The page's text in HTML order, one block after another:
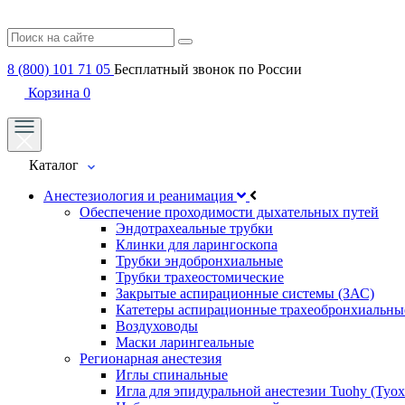
8 (800) 101 71 05 Бесплатный звонок по России
Корзина 0
Каталог
Анестезиология и реанимация
Обеспечение проходимости дыхательных путей
Эндотрахеальные трубки
Клинки для ларингоскопа
Трубки эндобронхиальные
Трубки трахеостомические
Закрытые аспирационные системы (ЗАС)
Катетеры аспирационные
Воздуховоды
Маски ларингеальные
Регионарная анестезия
Иглы спинальные
Игла для эпидуральной анестезии Tuohy